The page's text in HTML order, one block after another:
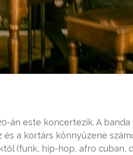
án este koncertezik. A
a kortárs könnyűzene
(funk, hip-hop, afro cuban,